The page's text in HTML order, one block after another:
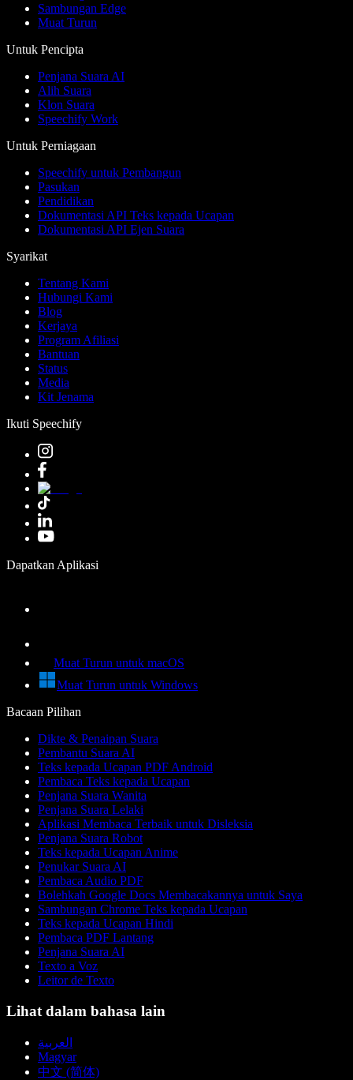
Sambungan Edge
Muat Turun
Untuk Pencipta
Penjana Suara AI
Alih Suara
Klon Suara
Speechify Work
Untuk Perniagaan
Speechify untuk Pembangun
Pasukan
Pendidikan
Dokumentasi API Teks kepada Ucapan
Dokumentasi API Ejen Suara
Syarikat
Tentang Kami
Hubungi Kami
Blog
Kerjaya
Program Afiliasi
Bantuan
Status
Media
Kit Jenama
Ikuti Speechify
Dapatkan Aplikasi
Muat Turun untuk macOS
Muat Turun untuk Windows
Bacaan Pilihan
Dikte & Penaipan Suara
Pembantu Suara AI
Teks kepada Ucapan PDF Android
Pembaca Teks kepada Ucapan
Penjana Suara Wanita
Penjana Suara Lelaki
Aplikasi Membaca Terbaik untuk Disleksia
Penjana Suara Robot
Teks kepada Ucapan Anime
Penukar Suara AI
Pembaca Audio PDF
Bolehkah Google Docs Membacakannya untuk Saya
Sambungan Chrome Teks kepada Ucapan
Teks kepada Ucapan Hindi
Pembaca PDF Lantang
Penjana Suara AI
Texto a Voz
Leitor de Texto
Lihat dalam bahasa lain
العربية
Magyar
中文 (简体)